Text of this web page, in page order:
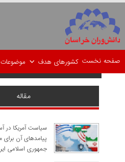
صفحه نخست کشورهای هدف موضوعات
مقاله
سیاست آمریکا در
پیامدهای آن برای
جمهوری اسلامی